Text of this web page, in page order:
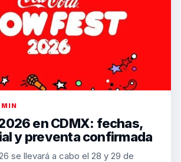
en CDMX: fechas,
y preventa confirmada
se llevará a cabo el 28 y 29 de